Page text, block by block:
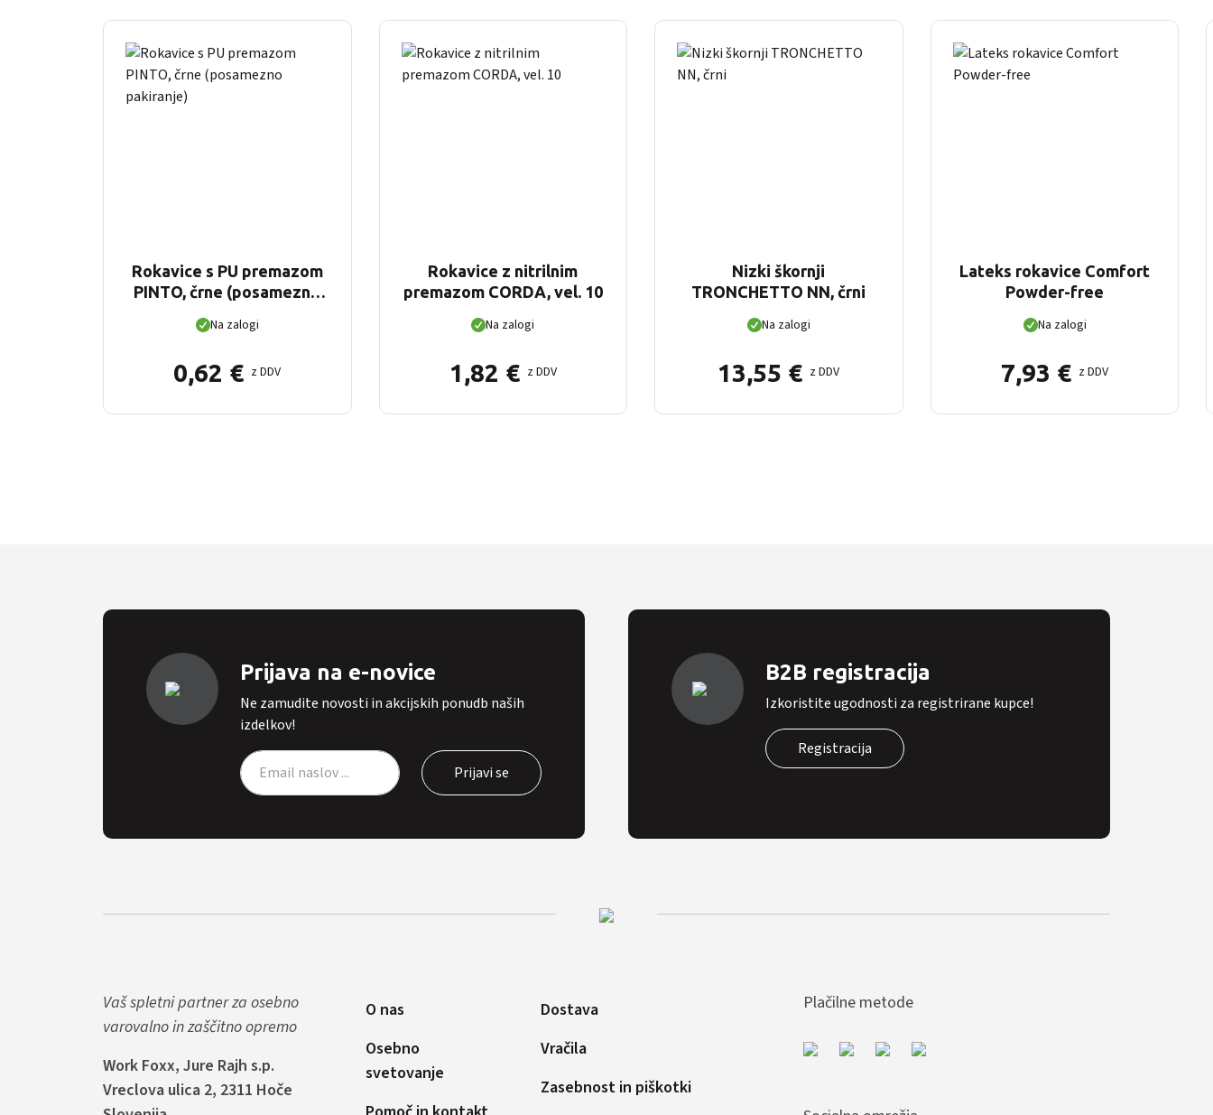
Rokavice s PU premazom
PINTO, črne (posamezno
Na zalogi
0,62 € z DDV
Rokavice z nitrilnim
premazom CORDA, vel. 10
Na zalogi
1,82 € z DDV
Nizki škornji
TRONCHETTO NN, črni
Na zalogi
13,55 € z DDV
Lateks rokavice Comfort
Powder-free
Na zalogi
7,93 € z DDV
Prijava na e-novice
Ne zamudite novosti in akcijskih ponudb naših
izdelkov!
B2B registracija
Izkoristite ugodnosti za registrirane kupce!
Registracija
Vaš spletni partner za osebno
varovalno in zaščitno opremo
Work Foxx, Jure Rajh s.p.
Vreclova ulica 2, 2311 Hoče
O nas
Osebno
svetovanje
Dostava
Vračila
Zasebnost in piškotki
Plačilne metode